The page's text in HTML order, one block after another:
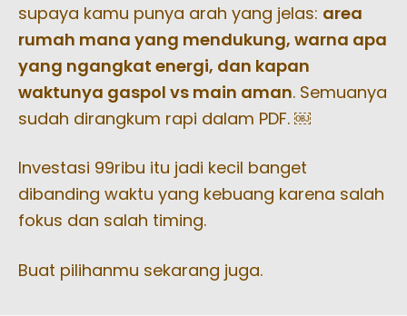
supaya kamu punya arah yang jelas: area
rumah mana yang mendukung, warna apa
yang ngangkat energi, dan kapan
waktunya gaspol vs main aman. Semuanya
sudah dirangkum rapi dalam PDF. ￼
Investasi 99ribu itu jadi kecil banget
dibanding waktu yang kebuang karena salah
fokus dan salah timing.
Buat pilihanmu sekarang juga.